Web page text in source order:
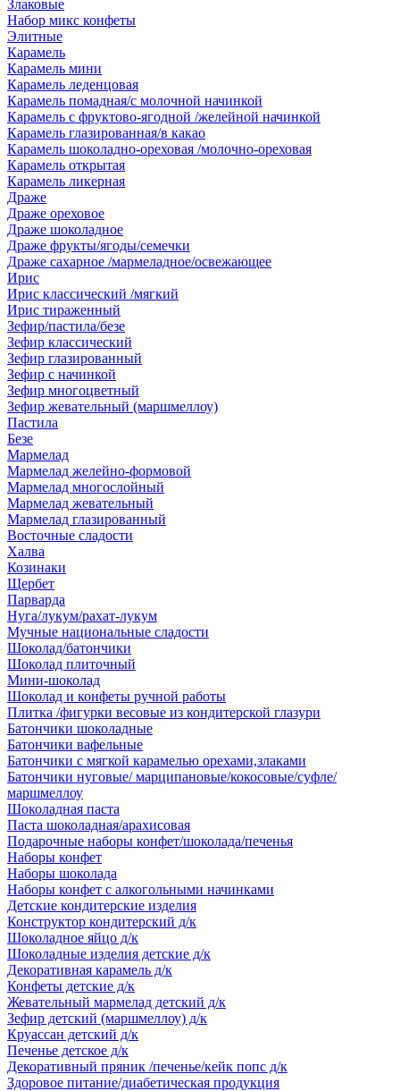
Злаковые
Набор микс конфеты
Элитные
Карамель
Карамель мини
Карамель леденцовая
Карамель помадная/с молочной начинкой
Карамель с фруктово-ягодной /желейной начинкой
Карамель глазированная/в какао
Карамель шоколадно-ореховая /молочно-ореховая
Карамель открытая
Карамель ликерная
Драже
Драже ореховое
Драже шоколадное
Драже фрукты/ягоды/семечки
Драже сахарное /мармеладное/освежающее
Ирис
Ирис классический /мягкий
Ирис тираженный
Зефир/пастила/безе
Зефир классический
Зефир глазированный
Зефир с начинкой
Зефир многоцветный
Зефир жевательный (маршмеллоу)
Пастила
Безе
Мармелад
Мармелад желейно-формовой
Мармелад многослойный
Мармелад жевательный
Мармелад глазированный
Восточные сладости
Халва
Козинаки
Щербет
Парварда
Нуга/лукум/рахат-лукум
Мучные национальные сладости
Шоколад/батончики
Шоколад плиточный
Мини-шоколад
Шоколад и конфеты ручной работы
Плитка /фигурки весовые из кондитерской глазури
Батончики шоколадные
Батончики вафельные
Батончики с мягкой карамелью орехами,злаками
Батончики нуговые/ марципановые/кокосовые/суфле/
маршмеллоу
Шоколадная паста
Паста шоколадная/арахисовая
Подарочные наборы конфет/шоколада/печенья
Наборы конфет
Наборы шоколада
Наборы конфет с алкогольными начинками
Детские кондитерские изделия
Конструктор кондитерский д/к
Шоколадное яйцо д/к
Шоколадные изделия детские д/к
Декоративная карамель д/к
Конфеты детские д/к
Жевательный мармелад детский д/к
Зефир детский (маршмеллоу) д/к
Круассан детский д/к
Печенье детское д/к
Декоративный пряник /печенье/кейк попс д/к
Здоровое питание/диабетическая продукция